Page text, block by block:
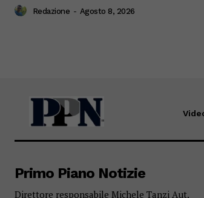
Redazione - Agosto 8, 2026
Primo Piano Notizie
Direttore responsabile Michele Tanzi Aut.